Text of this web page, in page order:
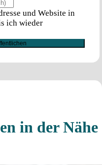
und Website in
ich wieder
in der Nähe